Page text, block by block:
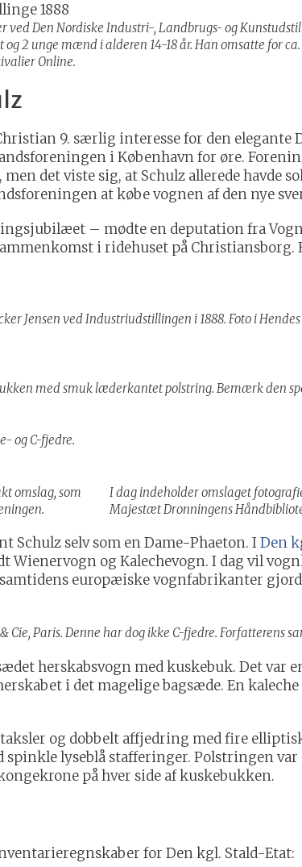
ved Den Nordiske Industri-, Landbrugs- og
2 unge mænd i alderen 14-18 år. Han omsatte for
Online.
9. særlig interesse for den elegante
i København for øre.
det viste sig, at Schulz allerede havde
at købe vognen af den nye
– mødte en deputation fra
i ridehuset på Christiansborg.
Jensen ved Industriudstillingen i 1888. Foto i
med smuk læderkantet polstring. Bemærk den
og C-fjedre.
omslag, som
I dag indeholder omslaget
Majestæt Dronningens
selv som en Dame-Phaeton. IDen
Wienervogn og Kalechevogn. I dag vil
europæiske vognfabrikanter
Paris. Denne har dog ikke C-fjedre. Forfatterens
herskabsvogn med kuskebuk. Det var
i det magelige bagsæde. En
og dobbelt affjedring med fire
lyseblå stafferinger. Polstringen
på hver side af kuskebukken.
for Den kgl. Stald-Etat: